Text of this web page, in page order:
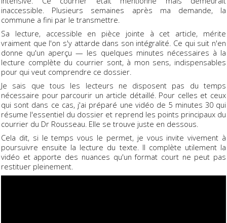
inaccessible. Plusieurs semaines après ma demande, la
commune a fini par le transmettre.
Sa lecture, accessible en pièce jointe à cet article, mérite
vraiment que l'on s'y attarde dans son intégralité. Ce qui suit n'en
donne qu'un aperçu — les quelques minutes nécessaires à la
lecture complète du courrier sont, à mon sens, indispensables
pour qui veut comprendre ce dossier.
Je sais que tous les lecteurs ne disposent pas du temps
nécessaire pour parcourir un article détaillé. Pour celles et ceux
qui sont dans ce cas, j'ai préparé une vidéo de 5 minutes 30 qui
résume l'essentiel du dossier et reprend les points principaux du
courrier du Dr Rousseau. Elle se trouve juste en dessous.
Cela dit, si le temps vous le permet, je vous invite vivement à
poursuivre ensuite la lecture du texte. Il complète utilement la
vidéo et apporte des nuances qu'un format court ne peut pas
restituer pleinement.